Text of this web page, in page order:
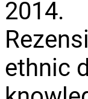
2014.
ethnic